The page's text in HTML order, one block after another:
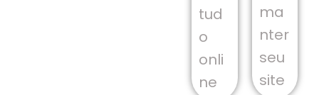
tud
o
onli
ne
ma
nter
seu
site